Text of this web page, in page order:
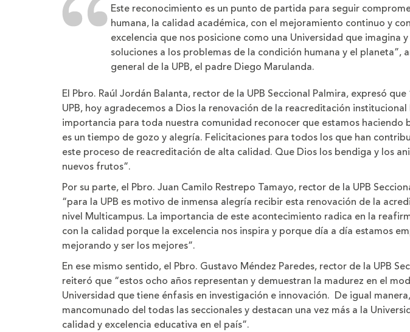
Este reconocimiento es un punto de partida para seguir
humana, la calidad académica, con el mejoramiento continuo y
excelencia que nos posicione como una Universidad que imagina
soluciones a los problemas de la condición humana y el planeta”,
general de la UPB, el padre Diego Marulanda.
El Pbro. Raúl Jordán Balanta, rector de la UPB Seccional Palmira, expresó
UPB, hoy agradecemos a Dios la renovación de la reacreditación
importancia para toda nuestra comunidad reconocer que estamos haciendo
es un tiempo de gozo y alegría. Felicitaciones para todos los que han
este proceso de reacreditación de alta calidad. Que Dios los bendiga y los
nuevos frutos”.
Por su parte, el Pbro. Juan Camilo Restrepo Tamayo, rector de la UPB
“para la UPB es motivo de inmensa alegría recibir esta renovación de la
nivel Multicampus. La importancia de este acontecimiento radica en la
con la calidad porque la excelencia nos inspira y porque día a día estamos
mejorando y ser los mejores”.
En ese mismo sentido, el Pbro. Gustavo Méndez Paredes, rector de la UPB
reiteró que “estos ocho años representan y demuestran la madurez en el
Universidad que tiene énfasis en investigación e innovación. De igual
mancomunado del todas las seccionales y destacan una vez más a la
calidad y excelencia educativa en el país”.